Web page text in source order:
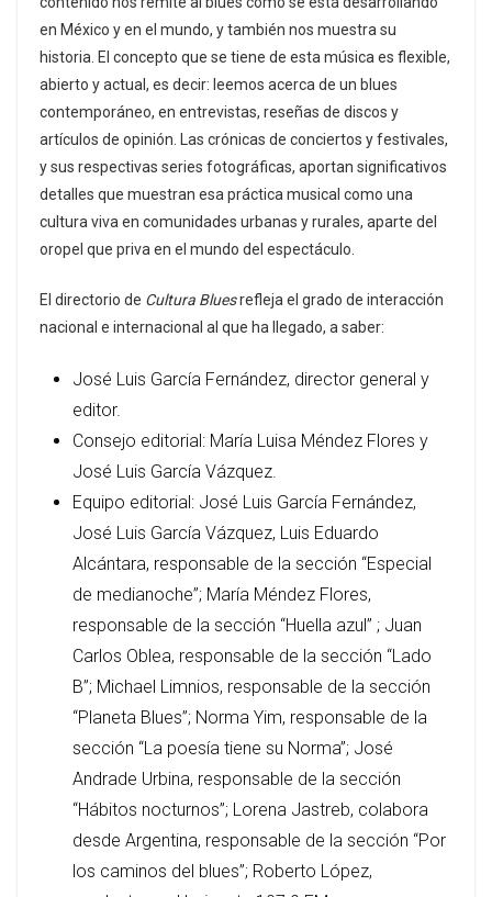
en México y en el mundo, y también nos muestra su
historia. El concepto que se tiene de esta música es flexible,
abierto y actual, es decir: leemos acerca de un blues
contemporáneo, en entrevistas, reseñas de discos y
artículos de opinión. Las crónicas de conciertos y festivales,
y sus respectivas series fotográficas, aportan significativos
detalles que muestran esa práctica musical como una
cultura viva en comunidades urbanas y rurales, aparte del
oropel que priva en el mundo del espectáculo.
El directorio de Cultura Bluesrefleja el grado de interacción
nacional e internacional al que ha llegado, a saber:
José Luis García Fernández, director general y
editor.
Consejo editorial: María Luisa Méndez Flores y
José Luis García Vázquez.
Equipo editorial: José Luis García Fernández,
José Luis García Vázquez, Luis Eduardo
Alcántara, responsable de la sección “Especial
de medianoche”; María Méndez Flores,
responsable de la sección “Huella azul” ; Juan
Carlos Oblea, responsable de la sección “Lado
B”; Michael Limnios, responsable de la sección
“Planeta Blues”; Norma Yim, responsable de la
sección “La poesía tiene su Norma”; José
Andrade Urbina, responsable de la sección
“Hábitos nocturnos”; Lorena Jastreb, colabora
desde Argentina, responsable de la sección “Por
los caminos del blues”; Roberto López,